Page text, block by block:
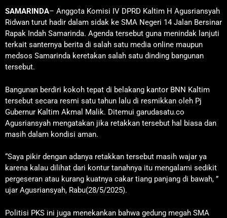
SAMARINDA– Anggota Komisi IV DPRD Kaltim H Agusriansyah
Ridwan turut hadir dalam sidak ke SMA Negeri 14 Jalan Bersinar
Rapak Indah Samarinda. Agenda tersebut guna menindak lanjuti
terkait santernya berita di salah satu media online maupun
medsos Samarinda keretakan salah satu dinding bangunan
tersebut.
Bangunan berdiri kokoh tepat di belakang kantor BNN Kaltim
tersebut secara resmi satu tahun lalu di resmikkan oleh Pj
Gubernur Kaltim Akmal Malik. Ditemui garudasatu.co
Agusriansyah mengatakan jika retakkan tersebut hal biasa dan
masih dalam kondisi aman.
“Saya pikir dengan adanya retakkan tersebut masih wajar ya
karena kalau dilihat dari kontur tanahnya itu mengalami sedikit
pergeseran atau kurang kuatnya cakar tiang panjang di bawah, ”
ujar Agusriansyah, Rabu(28/5/2025).
Politisi PKS ini juga menekankan bahwa gedung megah SMA